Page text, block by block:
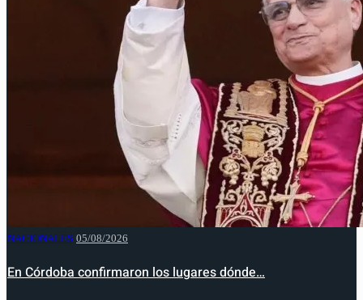
NACIONALES 05/08/2026
En Córdoba confirmaron los lugares dónde…